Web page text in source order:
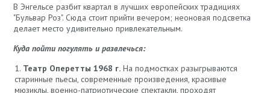
В Энгельсе разбит квартал в лучших европейских традициях
"Бульвар Роз". Сюда стоит прийти вечером; неоновая подсветка
делает место удивительно привлекательным.
Куда пойти погулять и развлечься:
Театр Оперетты 1968 г.На подмостках разыгрываются
старинные пьесы, современные произведения, красивые
мюзиклы, военно-патриотические спектакли, проходят